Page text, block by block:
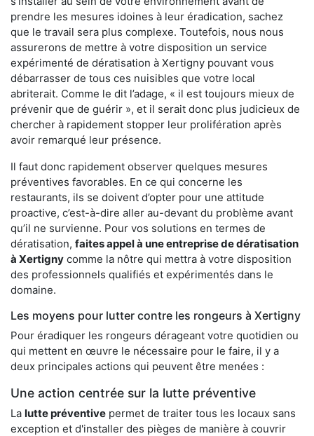
prendre les mesures idoines à leur éradication, sachez
que le travail sera plus complexe. Toutefois, nous nous
assurerons de mettre à votre disposition un service
expérimenté de dératisation à Xertigny pouvant vous
débarrasser de tous ces nuisibles que votre local
abriterait. Comme le dit l’adage, « il est toujours mieux de
prévenir que de guérir », et il serait donc plus judicieux de
chercher à rapidement stopper leur prolifération après
avoir remarqué leur présence.
Il faut donc rapidement observer quelques mesures
préventives favorables. En ce qui concerne les
restaurants, ils se doivent d’opter pour une attitude
proactive, c’est-à-dire aller au-devant du problème avant
qu’il ne survienne. Pour vos solutions en termes de
dératisation, faites appel à une entreprise de dératisation
à Xertigny comme la nôtre qui mettra à votre disposition
des professionnels qualifiés et expérimentés dans le
domaine.
Les moyens pour lutter contre les rongeurs à Xertigny
Pour éradiquer les rongeurs dérageant votre quotidien ou
qui mettent en œuvre le nécessaire pour le faire, il y a
deux principales actions qui peuvent être menées :
Une action centrée sur la lutte préventive
La lutte préventive permet de traiter tous les locaux sans
exception et d'installer des pièges de manière à couvrir